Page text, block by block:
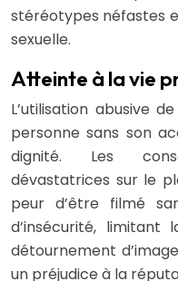
stéréotypes néfastes
sexuelle.
Atteinte à la vie
L’utilisation abusive
personne sans son
dignité. Les
dévastatrices sur le
peur d’être filmé
d’insécurité,
détournement
un préjudice à la